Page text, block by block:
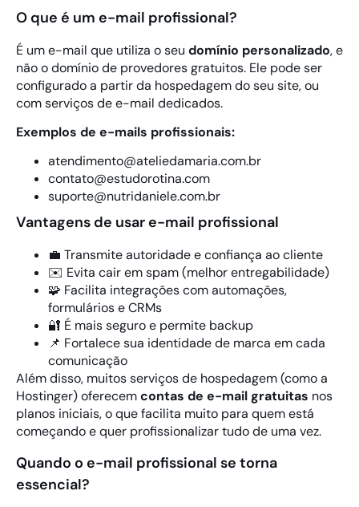
O que é um e-mail profissional?
É um e-mail que utiliza o seu domínio personalizado, e
não o domínio de provedores gratuitos. Ele pode ser
configurado a partir da hospedagem do seu site, ou
com serviços de e-mail dedicados.
Exemplos de e-mails profissionais:
atendimento@ateliedamaria.com.br
contato@estudorotina.com
suporte@nutridaniele.com.br
Vantagens de usar e-mail profissional
💼 Transmite autoridade e confiança ao cliente
✉️ Evita cair em spam (melhor entregabilidade)
🧩 Facilita integrações com automações,
formulários e CRMs
🔐 É mais seguro e permite backup
📌 Fortalece sua identidade de marca em cada
comunicação
Além disso, muitos serviços de hospedagem (como a
Hostinger) oferecemcontas de e-mail gratuitas nos
planos iniciais, o que facilita muito para quem está
começando e quer profissionalizar tudo de uma vez.
Quando o e-mail profissional se torna
essencial?